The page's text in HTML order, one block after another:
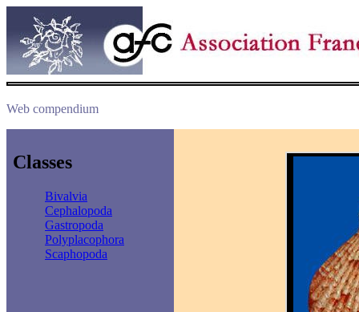
Web compendium
Classes
Bivalvia
Cephalopoda
Gastropoda
Polyplacophora
Scaphopoda